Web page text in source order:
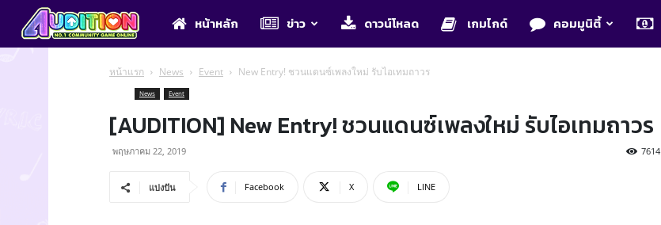
Auditionหน้าหลัก ข่าว ดาวน์โหลด เกมไกด์ คอมมูนิตี้
หน้าแรก News Event New Entry! ชวนแดนซ์เพลงใหม่ รับไอเทมถาวร
News Event
[AUDITION] New Entry! ชวนแดนซ์เพลงใหม่ รับไอเทมถาวร
พฤษภาคม 22, 2019 7614
แบ่งปัน Facebook X LINE